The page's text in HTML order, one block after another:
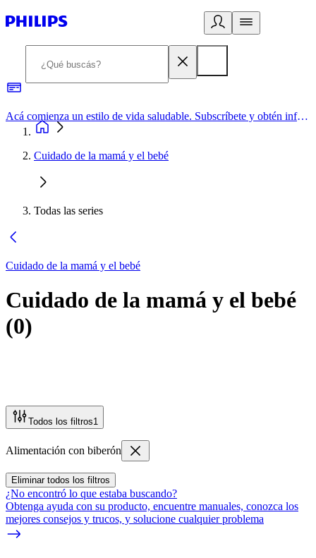
Acá comienza un estilo de vida saludable. Subscríbete y obtén información de primera mano
Cuidado de la mamá y el bebé
Todas las series
Cuidado de la mamá y el bebé
Cuidado de la mamá y el bebé
(0)
Todos los filtros1
Alimentación con biberón
Eliminar todos los filtros
¿No encontró lo que estaba buscando?
Obtenga ayuda con su producto, encuentre manuales, conozca los
mejores consejos y trucos, y solucione cualquier problema